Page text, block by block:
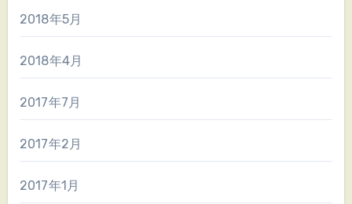
2018年5月
2018年4月
2017年7月
2017年2月
2017年1月